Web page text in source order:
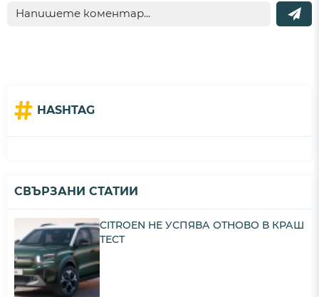
# HASHTAG
СВЪРЗАНИ СТАТИИ
CITROEN НЕ УСПЯВА ОТНОВО В КРАШ
ТЕСТ